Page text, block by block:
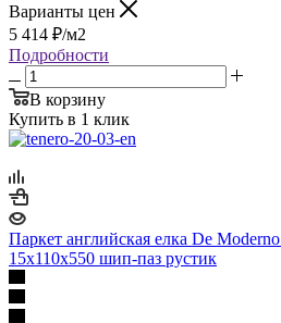
Варианты цен
5 414 ₽/м2
Подробности
В корзину
Купить в 1 клик
Паркет английская елка De
15х110х550 шип-паз рустик